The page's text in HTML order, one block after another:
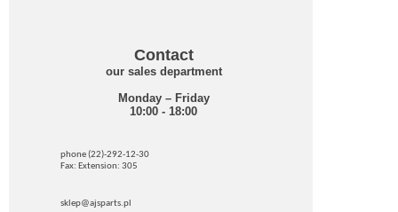
Contact
our sales department
Monday – Friday
10:00 - 18:00
phone (22)-292-12-30
Fax: Extension: 305
sklep@ajsparts.pl